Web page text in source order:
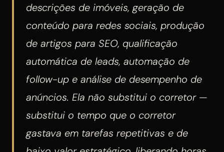
descrições de imóveis, geração de
conteúdo para redes sociais, produção
de artigos para SEO, qualificação
automática de leads, automação de
follow-up e análise de desempenho de
anúncios. Ela não substitui o corretor —
substitui o tempo que o corretor
gastava em tarefas repetitivas e de